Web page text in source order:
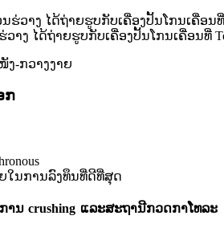
າງ ​ໄດ້​ຖ່າຍຮູບ​ກັບ​ເຄື່ອງ​ປັ້ນ​ໂກນ​ເຄື່ອນ​ທີ່
ກ
ໃນການລົງທຶນທີ່ດີທີ່ສຸດ
ານ crushing ແລະ​ສະ​ຖາ​ນີ​ກວດ​ກາ​ໂທລະ​